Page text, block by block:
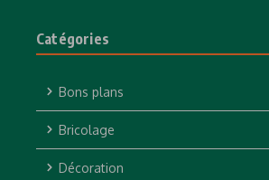
Catégories
Bons plans
Bricolage
Décoration